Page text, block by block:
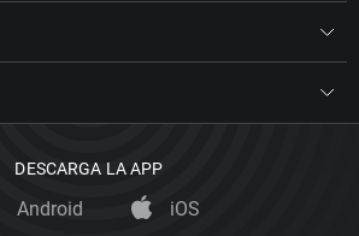
DESCARGA LA APP
Android iOS